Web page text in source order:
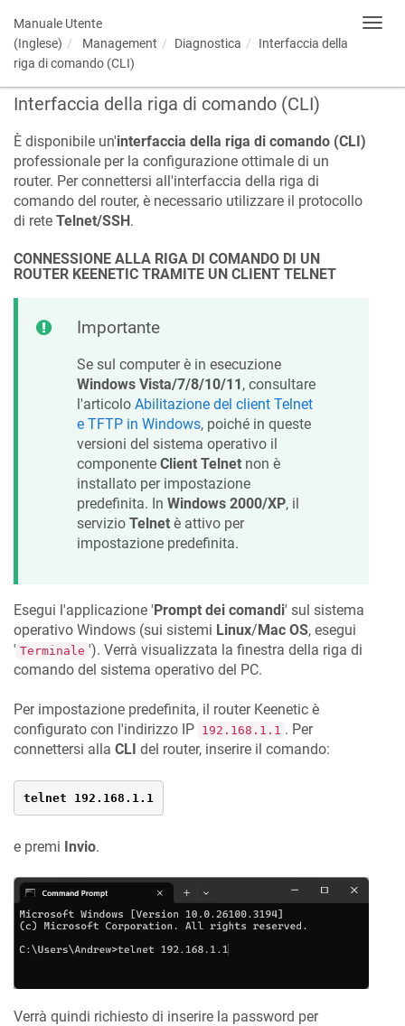
Manuale Utente
(Inglese)
Management Diagnostica
Interfaccia della
riga di comando (CLI)
Interfaccia della riga di comando (CLI)
È disponibile un'interfaccia della riga di comando (CLI)
professionale per la configurazione ottimale di un
router. Per connettersi all'interfaccia della riga di
comando del router, è necessario utilizzare il protocollo
di rete Telnet/SSH.
CONNESSIONE ALLA RIGA DI COMANDO DI UN
ROUTER KEENETIC TRAMITE UN CLIENT TELNET
Importante
Se sul computer è in esecuzione
Windows Vista/7/8/10/11, consultare
l'articolo Abilitazione del client Telnet
e TFTP in Windows, poiché in queste
versioni del sistema operativo il
componente Client Telnet non è
installato per impostazione
predefinita. In Windows 2000/XP, il
servizio Telnet è attivo per
impostazione predefinita.
Esegui l'applicazione 'Prompt dei comandi' sul sistema
operativo Windows (sui sistemi Linux/Mac OS, esegui
' Terminale '). Verrà visualizzata la finestra della riga di
comando del sistema operativo del PC.
Per impostazione predefinita, il router Keenetic è
configurato con l'indirizzo IP 192.168.1.1 . Per
connettersi alla CLI del router, inserire il comando:
telnet 192.168.1.1
e premi Invio.
Verrà quindi richiesto di inserire la password per